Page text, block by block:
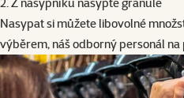
2. Z násypníku nasypte granule
Nasypat si můžete libovolné
výběrem, náš odborný personál